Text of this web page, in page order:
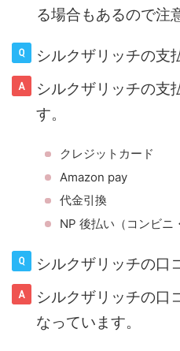
る場合もあるので注
シルクザリッチの支
シルクザリッチの支
す。
クレジットカード
Amazon pay
代金引換
NP 後払い（コンビニ
シルクザリッチの口
シルクザリッチの口
なっています。